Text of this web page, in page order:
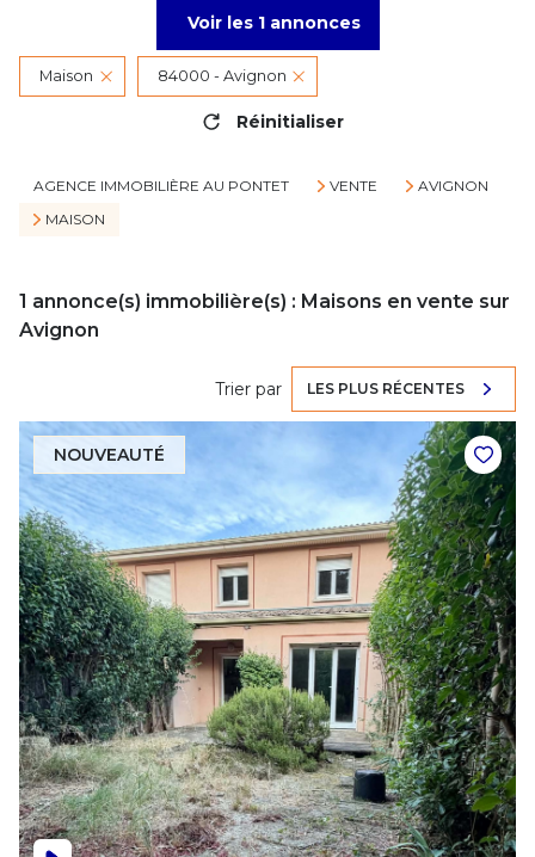
Voir les 1annonces
Maison 84000 - Avignon
Réinitialiser
AGENCE IMMOBILIÈRE AU PONTET VENTE
AVIGNON
MAISON
1 annonce(s) immobilière(s) : Maisons en vente sur
Avignon
Trier par LES PLUS RÉCENTES
NOUVEAUTÉ